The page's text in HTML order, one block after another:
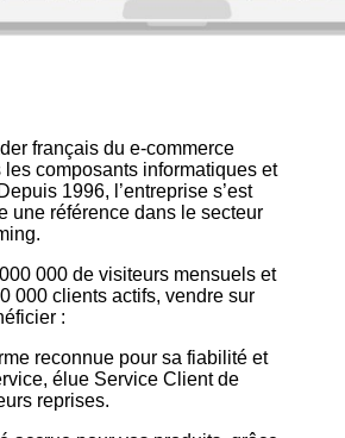
français du e-commerce
composants informatiques et
1996, l’entreprise s’est
une référence dans le secteur
000 de visiteurs mensuels et
000 clients actifs, vendre sur
:
reconnue pour sa fiabilité et
élue Service Client de
reprises.